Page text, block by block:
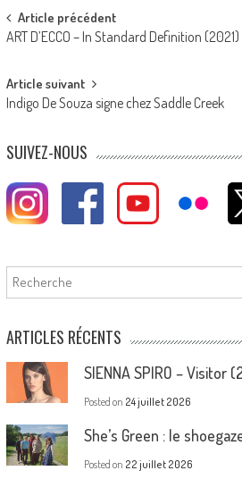
Post
navigation
Article précédent
ART D’ECCO – In Standard Definition (2021)
Article suivant
Indigo De Souza signe chez Saddle Creek
SUIVEZ-NOUS
Rechercher
ARTICLES RÉCENTS
SIENNA SPIRO – Visitor
Posted on 24 juillet 2026
She’s Green : le
Posted on 22 juillet 2026